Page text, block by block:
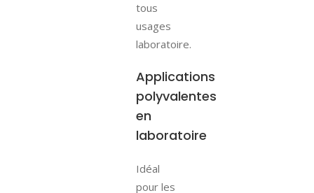
tous
usages
laboratoire.
Applications
polyvalentes
en
laboratoire
Idéal
pour les